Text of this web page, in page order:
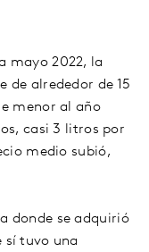
mayo 2022, la
de alrededor de 15
menor al año
casi 3 litros por
medio subió,
donde se adquirió
sí tuvo una